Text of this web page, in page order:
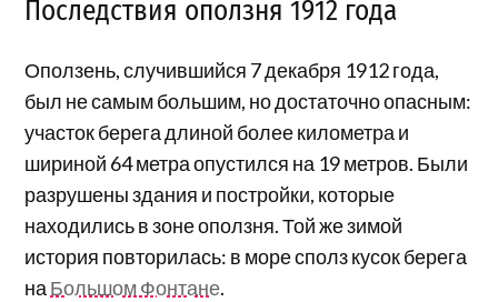
Последствия оползня 1912 года
Оползень, случившийся 7 декабря 1912 года,
был не самым большим, но достаточно опасным:
участок берега длиной более километра и
шириной 64 метра опустился на 19 метров. Были
разрушены здания и постройки, которые
находились в зоне оползня. Той же зимой
история повторилась: в море сполз кусок берега
наБольшом Фонтане.